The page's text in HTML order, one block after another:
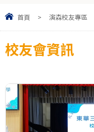
首頁 > 演森校友專區
校友會資訊